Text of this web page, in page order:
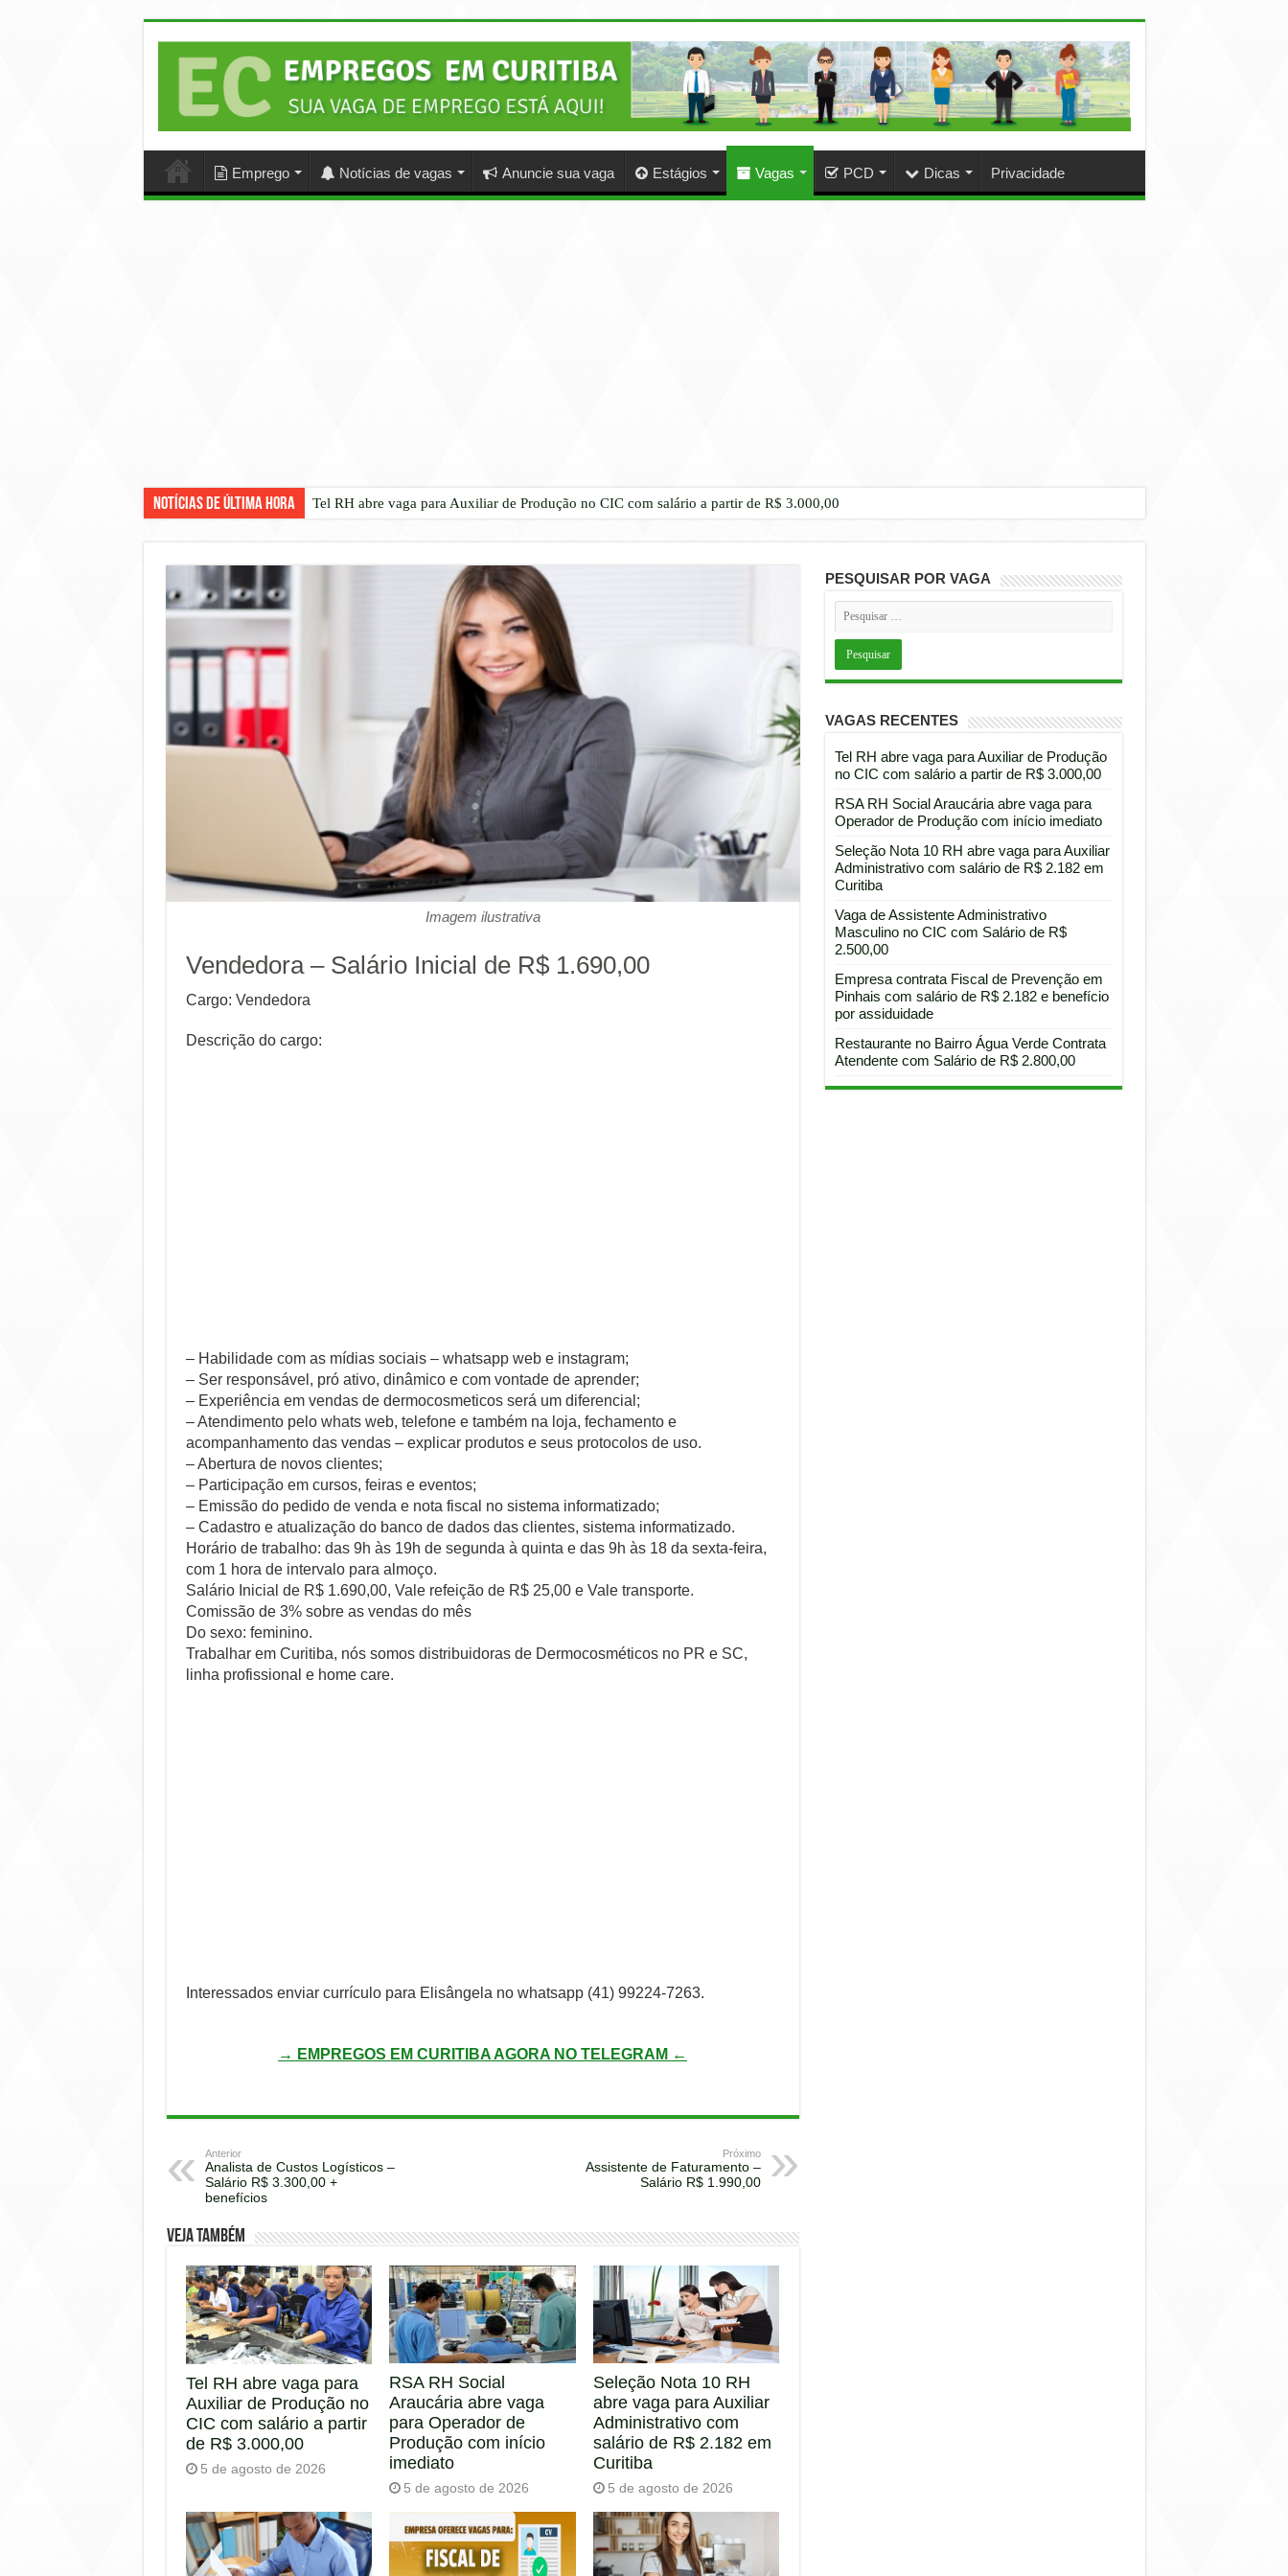
Emprego Notícias de vagas Anuncie sua vaga Estágios Vagas PCD Dicas Privacidade
Notícias de Última Hora Tel RH abre vaga para Auxiliar de Produção no CIC com salário a partir de R$ 3.000,00
Imagem ilustrativa
Vendedora – Salário Inicial de R$ 1.690,00
Cargo: Vendedora
Descrição do cargo:
– Habilidade com as mídias sociais – whatsapp web e instagram;
– Ser responsável, pró ativo, dinâmico e com vontade de aprender;
– Experiência em vendas de dermocosmeticos será um diferencial;
– Atendimento pelo whats web, telefone e também na loja, fechamento e
acompanhamento das vendas – explicar produtos e seus protocolos de uso.
– Abertura de novos clientes;
– Participação em cursos, feiras e eventos;
– Emissão do pedido de venda e nota fiscal no sistema informatizado;
– Cadastro e atualização do banco de dados das clientes, sistema informatizado.
Horário de trabalho: das 9h às 19h de segunda à quinta e das 9h às 18 da sexta-feira,
com 1 hora de intervalo para almoço.
Salário Inicial de R$ 1.690,00, Vale refeição de R$ 25,00 e Vale transporte.
Comissão de 3% sobre as vendas do mês
Do sexo: feminino.
Trabalhar em Curitiba, nós somos distribuidoras de Dermocosméticos no PR e SC,
linha profissional e home care.
Interessados enviar currículo para Elisângela no whatsapp (41) 99224-7263.
→ EMPREGOS EM CURITIBA AGORA NO TELEGRAM ←
Anterior
Analista de Custos Logísticos –
Salário R$ 3.300,00 +
benefícios
Próximo
Assistente de Faturamento –
Salário R$ 1.990,00
Veja também
Tel RH abre vaga para
Auxiliar de Produção no
CIC com salário a partir
de R$ 3.000,00
5 de agosto de 2026
RSA RH Social
Araucária abre vaga
para Operador de
Produção com início
imediato
5 de agosto de 2026
Seleção Nota 10 RH
abre vaga para Auxiliar
Administrativo com
salário de R$ 2.182 em
Curitiba
5 de agosto de 2026
PESQUISAR POR VAGA
VAGAS RECENTES
Tel RH abre vaga para Auxiliar de Produção
no CIC com salário a partir de R$ 3.000,00
RSA RH Social Araucária abre vaga para
Operador de Produção com início imediato
Seleção Nota 10 RH abre vaga para Auxiliar
Administrativo com salário de R$ 2.182 em
Curitiba
Vaga de Assistente Administrativo
Masculino no CIC com Salário de R$
2.500,00
Empresa contrata Fiscal de Prevenção em
Pinhais com salário de R$ 2.182 e benefício
por assiduidade
Restaurante no Bairro Água Verde Contrata
Atendente com Salário de R$ 2.800,00